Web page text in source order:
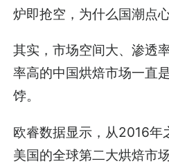
炉即抢空，为什么国潮点
其实，市场空间大、渗透
率高的中国烘焙市场一直
饽。
欧睿数据显示，从2016年
美国的全球第二大烘焙市